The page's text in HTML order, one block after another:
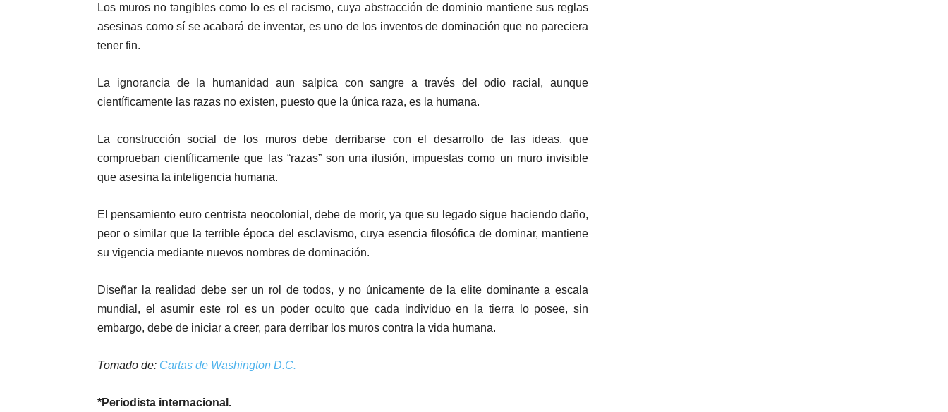
Los muros no tangibles como lo es el racismo, cuya abstracción de dominio mantiene sus reglas
asesinas como sí se acabará de inventar, es uno de los inventos de dominación que no pareciera
tener fin.
La ignorancia de la humanidad aun salpica con sangre a través del odio racial, aunque
científicamente las razas no existen, puesto que la única raza, es la humana.
La construcción social de los muros debe derribarse con el desarrollo de las ideas, que
comprueban científicamente que las “razas” son una ilusión, impuestas como un muro invisible
que asesina la inteligencia humana.
El pensamiento euro centrista neocolonial, debe de morir, ya que su legado sigue haciendo daño,
peor o similar que la terrible época del esclavismo, cuya esencia filosófica de dominar, mantiene
su vigencia mediante nuevos nombres de dominación.
Diseñar la realidad debe ser un rol de todos, y no únicamente de la elite dominante a escala
mundial, el asumir este rol es un poder oculto que cada individuo en la tierra lo posee, sin
embargo, debe de iniciar a creer, para derribar los muros contra la vida humana.
Tomado de: Cartas de Washington D.C.
*Periodista internacional.